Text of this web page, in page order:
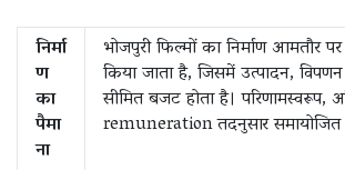
निर्मा
ण
का
पैमा
ना
भोजपुरी फिल्मों का निर्माण आमतौर
किया जाता है, जिसमें उत्पादन,
सीमित बजट होता है।
remuneration तदनुसार समायोजित